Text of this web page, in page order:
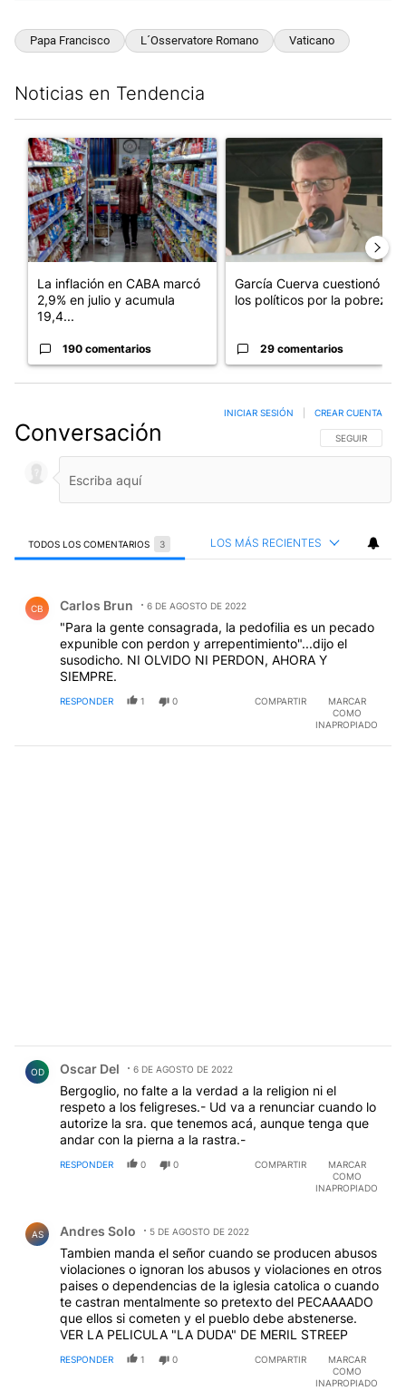
Papa Francisco L´Osservatore Romano Vaticano
Noticias en Tendencia
Un artículo de tendencia con el título "La inflación en CABA
La inflación en CABA marcó
2,9% en julio y acumula
19,4...
190 comentarios
Un artículo de tendencia con
García Cuerva cuestionó a
los políticos por la pobreza
29 comentarios
Conversación SIGA ESTA
SEGUIR
INICIAR SESIÓN CREAR CUENTA
TODOS LOS COMENTARIOS 3 LOS MÁS RECIENTES
CB Carlos Brun 6 DE AGOSTO DE 2022
"Para la gente consagrada, la pedofilia es un pecado
expunible con perdon y arrepentimiento"...dijo el
susodicho. NI OLVIDO NI PERDON, AHORA Y
SIEMPRE.
RESPONDER 1 0 COMPARTIR
MARCAR
COMO
INAPROPIADO
OD Oscar Del 6 DE AGOSTO DE 2022
Bergoglio, no falte a la verdad a la religion ni el
respeto a los feligreses.- Ud va a renunciar cuando lo
autorize la sra. que tenemos acá, aunque tenga que
andar con la pierna a la rastra.-
RESPONDER 0 0 COMPARTIR
MARCAR
COMO
INAPROPIADO
AS Andres Solo 5 DE AGOSTO DE 2022
Tambien manda el señor cuando se producen abusos
violaciones o ignoran los abusos y violaciones en otros
paises o dependencias de la iglesia catolica o cuando
te castran mentalmente so pretexto del PECAAAADO
que ellos si cometen y el pueblo debe abstenerse.
VER LA PELICULA "LA DUDA" DE MERIL STREEP
RESPONDER 1 0 COMPARTIR
MARCAR
COMO
INAPROPIADO